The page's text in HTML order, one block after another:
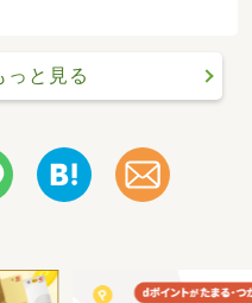
っと見る